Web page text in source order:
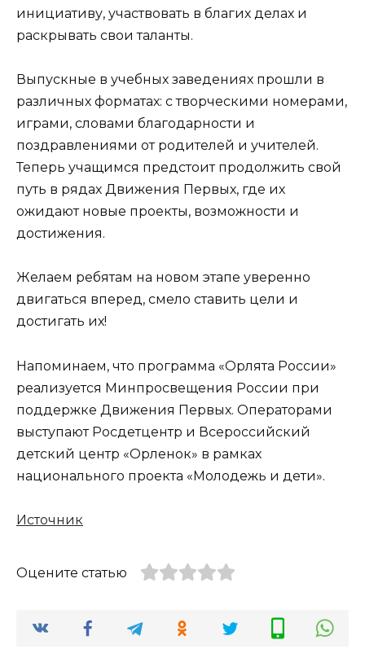
инициативу, участвовать в благих делах и
раскрывать свои таланты.
Выпускные в учебных заведениях прошли в
различных форматах: с творческими номерами,
играми, словами благодарности и
поздравлениями от родителей и учителей.
Теперь учащимся предстоит продолжить свой
путь в рядах Движения Первых, где их
ожидают новые проекты, возможности и
достижения.
Желаем ребятам на новом этапе уверенно
двигаться вперед, смело ставить цели и
достигать их!
Напоминаем, что программа «Орлята России»
реализуется Минпросвещения России при
поддержке Движения Первых. Операторами
выступают Росдетцентр и Всероссийский
детский центр «Орленок» в рамках
национального проекта «Молодежь и дети».
Источник
Оцените статью